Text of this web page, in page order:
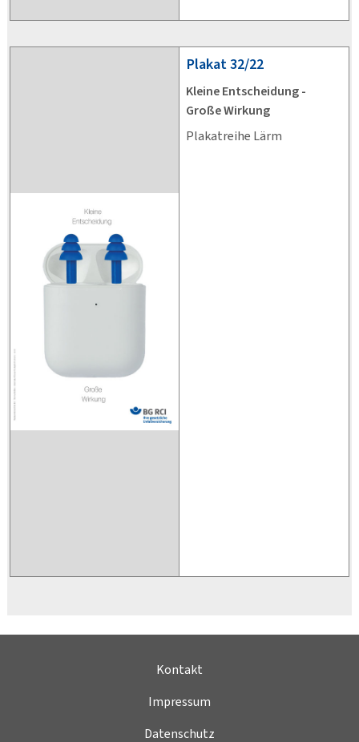
Plakat32/22
Kleine Entscheidung -
Große Wirkung
Plakatreihe Lärm
Kontakt
Impressum
Datenschutz